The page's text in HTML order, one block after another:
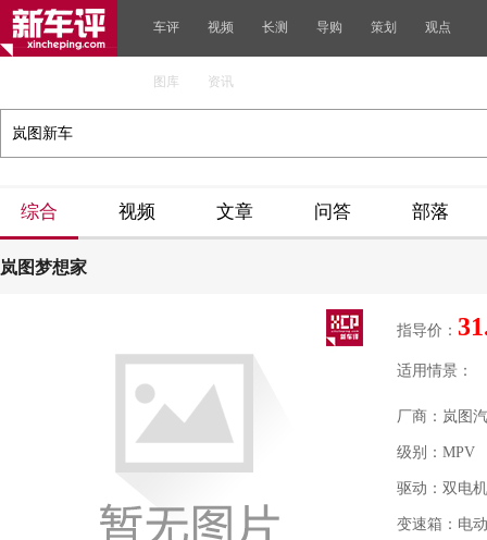
车评 视频 长测 导购 策划 观点
图库 资讯
综合 视频 文章 问答 部落
岚图梦想家
指导价：
适用情景：
厂商：岚图
级别：MPV
驱动：双电
变速箱：电